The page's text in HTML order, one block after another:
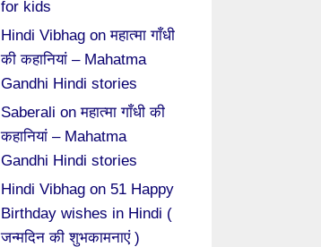
for kids
Hindi Vibhag onमहात्मा गाँधी
की कहानियां – Mahatma
Gandhi Hindi stories
Saberali onमहात्मा गाँधी की
कहानियां – Mahatma
Gandhi Hindi stories
Hindi Vibhag on 51 Happy
Birthday wishes in Hindi (
जन्मदिन की शुभकामनाएं )